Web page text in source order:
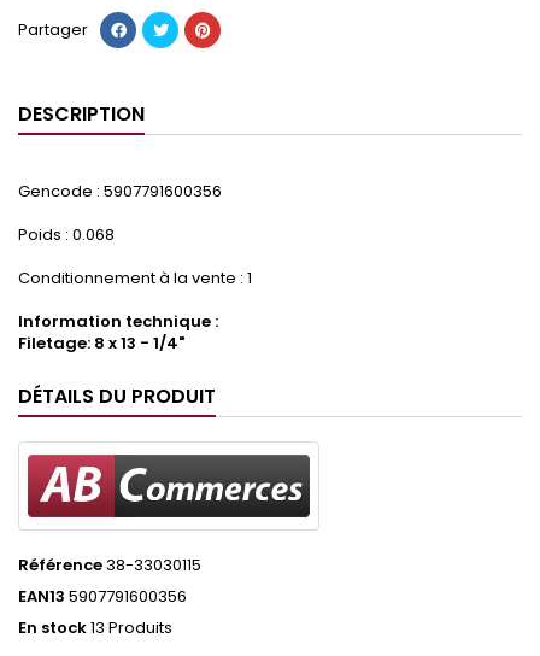
Partager
DESCRIPTION
Gencode : 5907791600356
Poids : 0.068
Conditionnement à la vente : 1
Information technique :
Filetage: 8 x 13 - 1/4"
DÉTAILS DU PRODUIT
Référence38-33030115
EAN13 5907791600356
En stock13 Produits